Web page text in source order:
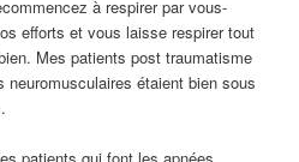
à respirer par vous-
efforts et vous laisse respirer tout
Mes patients post traumatisme
étaient bien sous
patients qui font les apnées